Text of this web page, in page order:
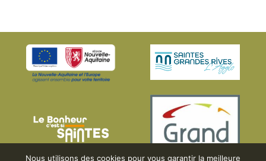
Nous utilisons des cookies pour vous garantir la meilleure